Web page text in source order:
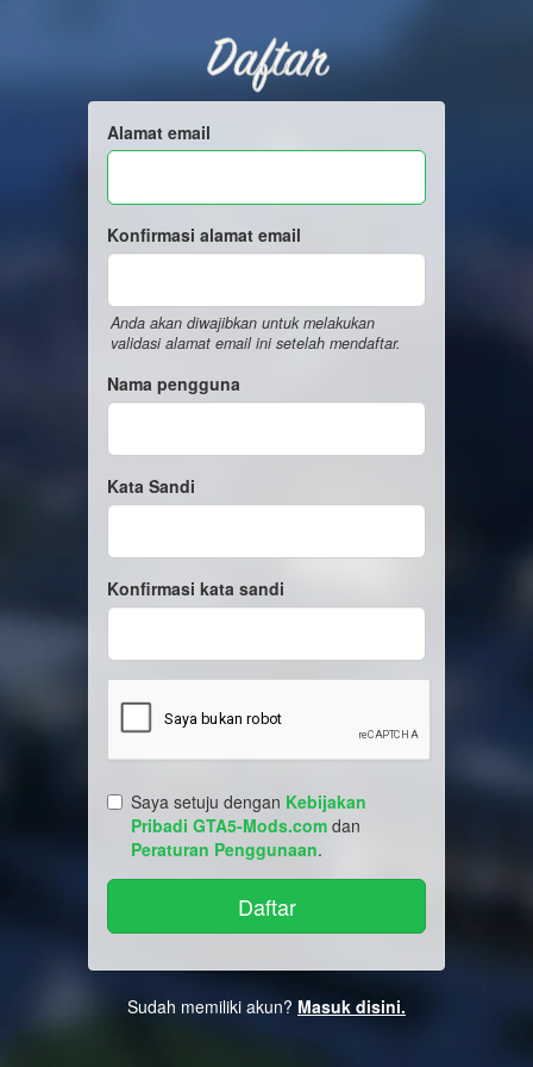
Daftar
Alamat email
Konfirmasi alamat email
Anda akan diwajibkan untuk melakukan
validasi alamat email ini setelah mendaftar.
Nama pengguna
Kata Sandi
Konfirmasi kata sandi
Saya setuju dengan Kebijakan
Pribadi GTA5-Mods.com dan
Peraturan Penggunaan.
Sudah memiliki akun? Masuk disini.